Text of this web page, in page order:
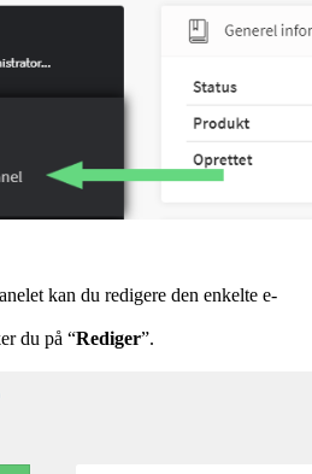
kan du redigere den enkelte e-
du på “Rediger”.